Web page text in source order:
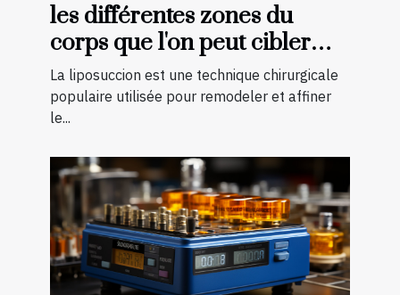
les différentes zones du
corps que l'on peut cibler
avec la liposuccion en
Tunisie
La liposuccion est une technique chirurgicale
populaire utilisée pour remodeler et affiner
le...